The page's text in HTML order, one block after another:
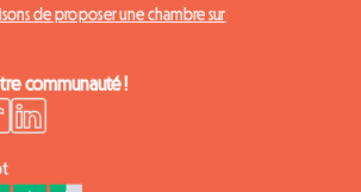
de proposer une chambre sur
communauté !